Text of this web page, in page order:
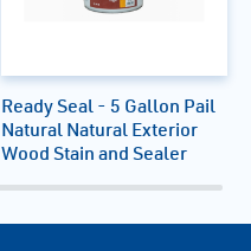
Ready Seal - 5 Gallon Pail
Natural Natural Exterior
Wood Stain and Sealer